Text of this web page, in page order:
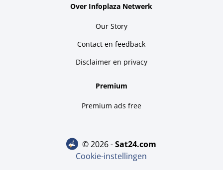
Over Infoplaza Netwerk
Our Story
Contact en feedback
Disclaimer en privacy
Premium
Premium ads free
© 2026 - sat24.com
Cookie-instellingen